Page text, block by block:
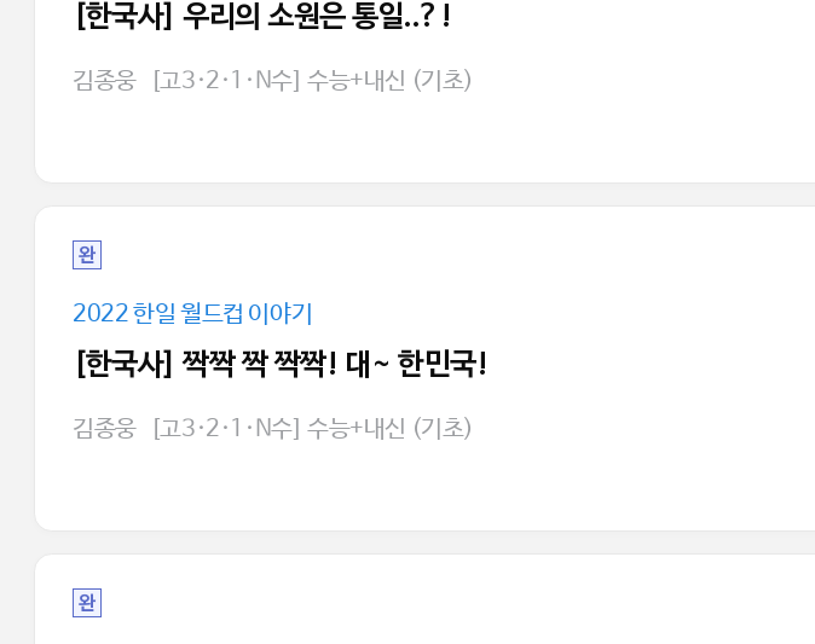
[한국사] 우리의 소원은 통일..?!
김종웅 [고3·2·1·N수] 수능+내신 (기초)
완
2022 한일 월드컵 이야기
[한국사] 짝짝 짝 짝짝! 대~ 한민국!
김종웅 [고3·2·1·N수] 수능+내신 (기초)
완